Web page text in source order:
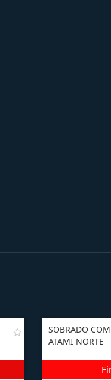
SOBRADO
ATAMI NORTE